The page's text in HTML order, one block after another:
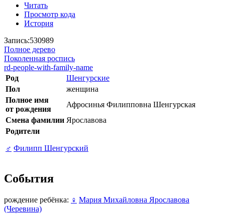
Читать
Просмотр кода
История
Запись:530989
Полное дерево
Поколенная роспись
rd-people-with-family-name
Род
Шенгурские
Пол
женщина
Полное имя
от рождения
Афросинья Филипповна Шенгурская
Смена фамилии Ярославова
Родители
♂ Филипп Шенгурский
События
рождение ребёнка: ♀ Мария Михайловна Ярославова
(Черевина)